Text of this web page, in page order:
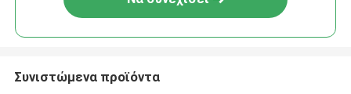
Συνιστώμενα προϊόντα